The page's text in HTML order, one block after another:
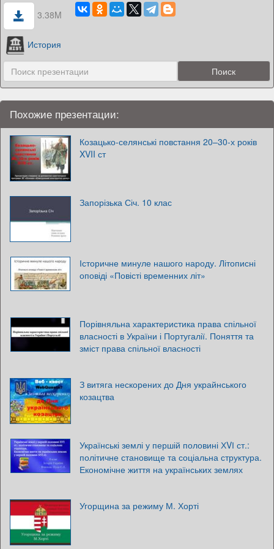
3.38M
История
Похожие презентации:
Козацько-селянські повстання 20–30-х років
XVII ст
Запорізька Січ. 10 клас
Історичне минуле нашого народу. Літописні
оповіді «Повісті временних літ»
Порівняльна характеристика права спільної
власності в України і Португалії. Поняття та
зміст права спільної власності
З витяга нескорених до Дня украйнського
козацтва
Українські землі у першій половині ХVІ ст.:
політичне становище та соціальна структура.
Економічне життя на українських землях
Угорщина за режиму М. Хорті